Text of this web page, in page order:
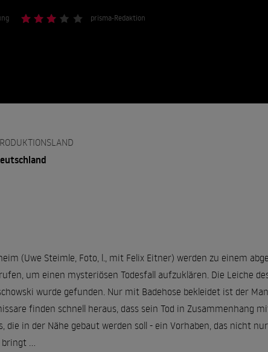
prisma-Redaktion
(Uwe Steimle, Foto, l., mit Felix Eitner) werden zu einem
um einen mysteriösen Todesfall aufzuklären. Die Leiche
wurde gefunden. Nur mit Badehose bekleidet ist der
finden schnell heraus, dass sein Tod in Zusammenhang
die in der Nähe gebaut werden soll - ein Vorhaben, das nicht
...